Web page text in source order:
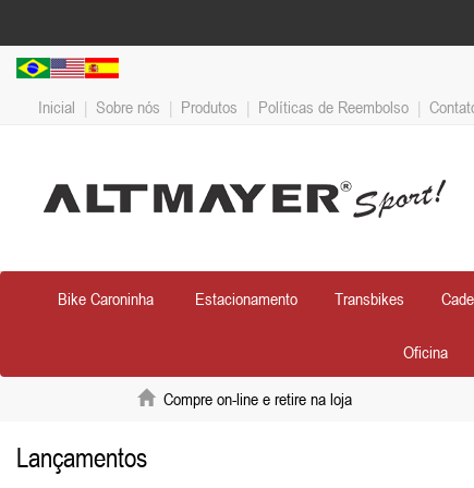
Inicial | Sobre nós | Produtos | Políticas de Reembolso |
Bike Caroninha Estacionamento Transbikes
Oficina
Compre on-line e retire na loja
Lançamentos